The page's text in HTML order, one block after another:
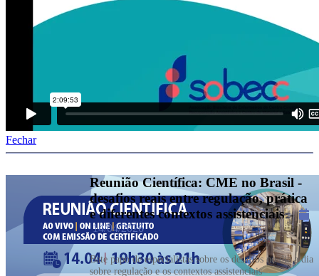
Fechar
Reunião Científica: CME no Brasil -
desafios reais entre regulação, prática
e diferentes contextos assistenciais-
14/04/2026
Bate papo de especialistas sobre os desafios no dia a dia
sobre regulação e os contextos assistenciais